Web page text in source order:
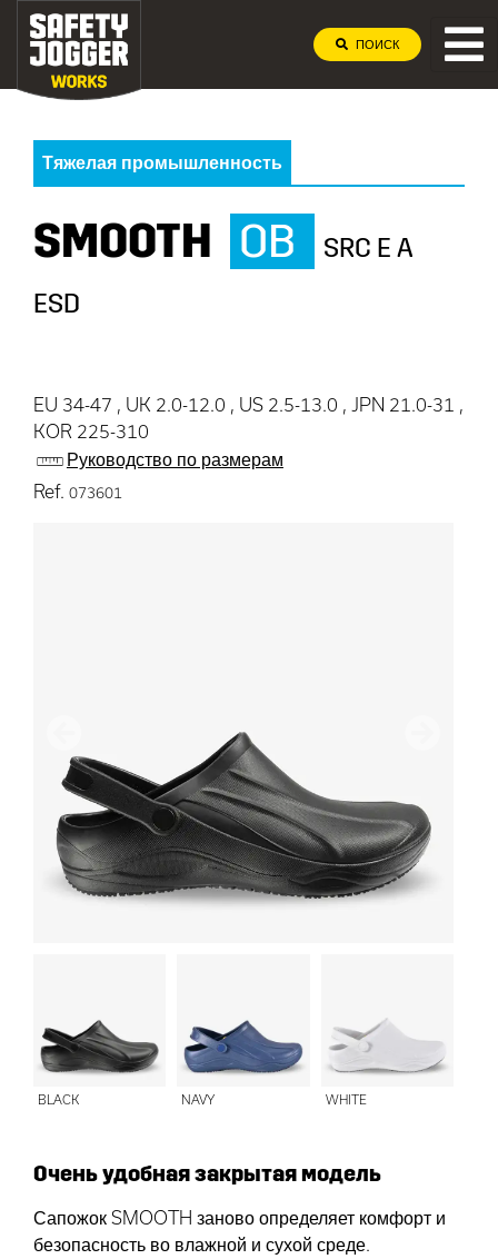
ПОИСК
Тяжелая промышленность
SMOOTH OB
SRC E A
ESD
EU 34-47 , UK 2.0-12.0 , US 2.5-13.0 , JPN 21.0-31 ,
KOR 225-310
Руководство по размерам
Ref. 073601
BLACK NAVY WHITE
Очень удобная закрытая модель
Сапожок SMOOTH заново определяет комфорт и
безопасность во влажной и сухой среде.